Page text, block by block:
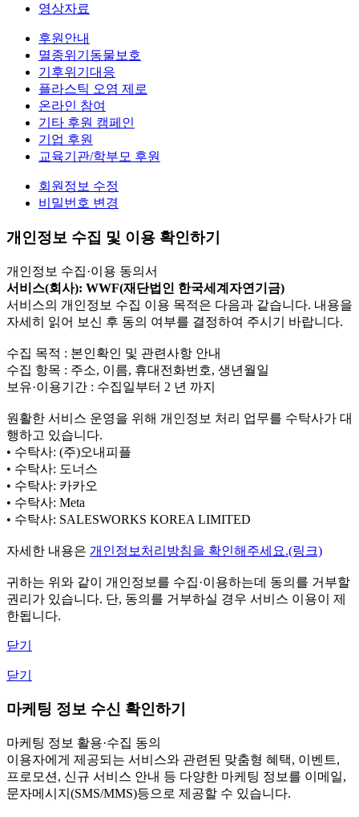
영상자료
후원안내
멸종위기동물보호
기후위기대응
플라스틱 오염 제로
온라인 참여
기타 후원 캠페인
기업 후원
교육기관/학부모 후원
회원정보 수정
비밀번호 변경
개인정보 수집 및 이용 확인하기
개인정보 수집·이용 동의서
서비스(회사): WWF(재단법인 한국세계자연기금)
서비스의 개인정보 수집 이용 목적은 다음과 같습니다. 내용을
자세히 읽어 보신 후 동의 여부를 결정하여 주시기 바랍니다.
수집 목적 : 본인확인 및 관련사항 안내
수집 항목 : 주소, 이름, 휴대전화번호, 생년월일
보유·이용기간 : 수집일부터 2 년 까지
원활한 서비스 운영을 위해 개인정보 처리 업무를 수탁사가 대
행하고 있습니다.
• 수탁사: (주)오내피플
• 수탁사: 도너스
• 수탁사: 카카오
• 수탁사: Meta
• 수탁사: SALESWORKS KOREA LIMITED
자세한 내용은 개인정보처리방침을 확인해주세요.(링크)
귀하는 위와 같이 개인정보를 수집·이용하는데 동의를 거부할
권리가 있습니다. 단, 동의를 거부하실 경우 서비스 이용이 제
한됩니다.
닫기
닫기
마케팅 정보 수신 확인하기
마케팅 정보 활용·수집 동의
이용자에게 제공되는 서비스와 관련된 맞춤형 혜택, 이벤트,
프로모션, 신규 서비스 안내 등 다양한 마케팅 정보를 이메일,
문자메시지(SMS/MMS)등으로 제공할 수 있습니다.